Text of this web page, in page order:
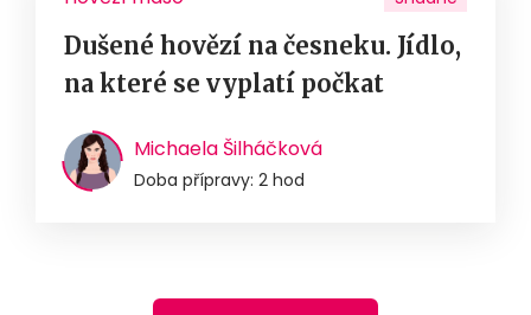
Dušené hovězí na česneku. Jídlo,
na které se vyplatí počkat
Michaela Šilháčková
Doba přípravy: 2 hod